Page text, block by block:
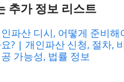
추가 정보 리스트
파산 디시, 어떻게 준비해
? | 개인파산 신청, 절차,
가능성, 법률 정보